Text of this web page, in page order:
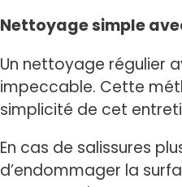
Nettoyage simple
Un nettoyage régulier
impeccable. Cette
simplicité de cet
En cas de salissures
d’endommager la